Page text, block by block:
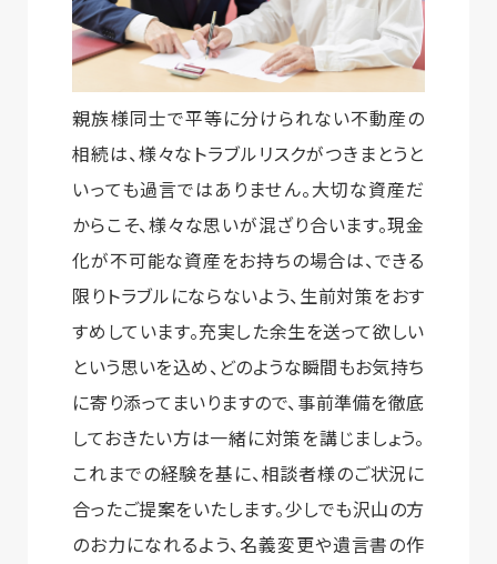
親族様同士で平等に分けられない不動産の
相続は、様々なトラブルリスクがつきまとうと
いっても過言ではありません。大切な資産だ
からこそ、様々な思いが混ざり合います。現金
化が不可能な資産をお持ちの場合は、できる
限りトラブルにならないよう、生前対策をおす
すめしています。充実した余生を送って欲しい
という思いを込め、どのような瞬間もお気持ち
に寄り添ってまいりますので、事前準備を徹底
しておきたい方は一緒に対策を講じましょう。
これまでの経験を基に、相談者様のご状況に
合ったご提案をいたします。少しでも沢山の方
のお力になれるよう、名義変更や遺言書の作